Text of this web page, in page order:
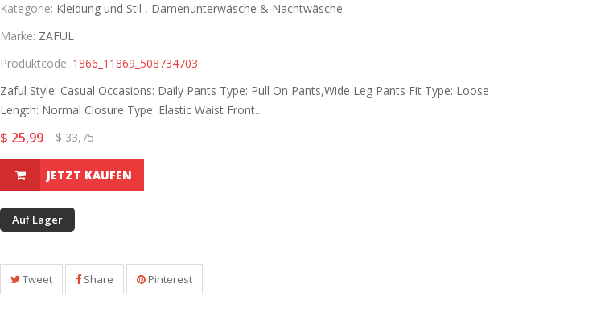
Kategorie: Kleidung und Stil , Damenunterwäsche & Nachtwäsche
Marke: ZAFUL
Produktcode: 1866_11869_508734703
Zaful Style: Casual Occasions: Daily Pants Type: Pull On Pants,Wide Leg Pants Fit Type: Loose
Length: Normal Closure Type: Elastic Waist Front...
$ 25,99 $ 33,75
JETZT KAUFEN
Auf Lager
Tweet Share Pinterest